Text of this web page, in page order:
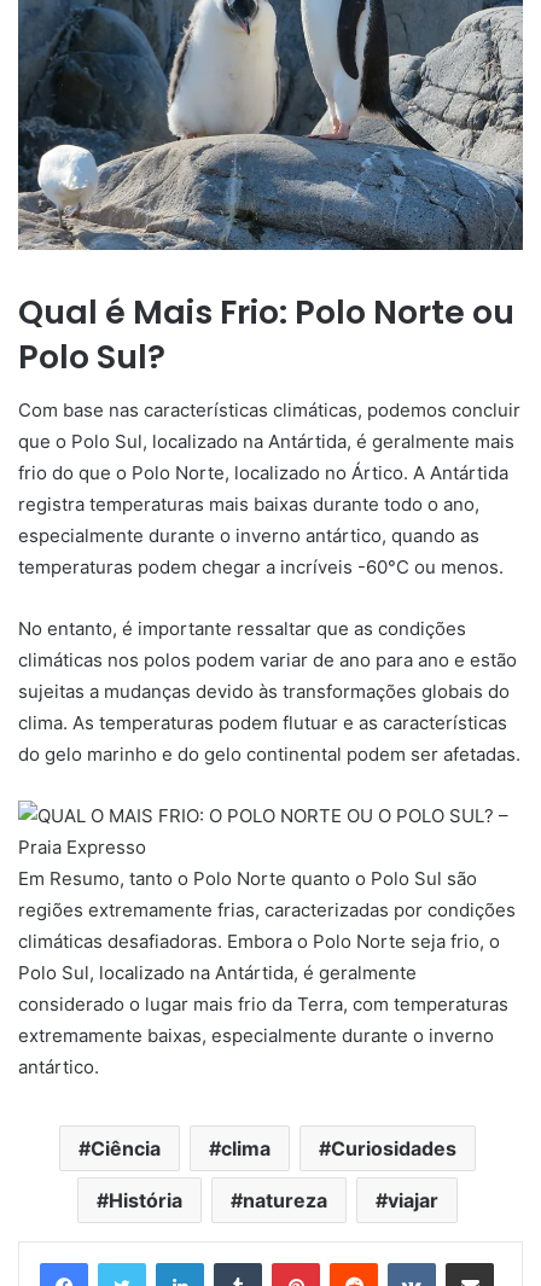
Qual é Mais Frio: Polo Norte ou
Polo Sul?
Com base nas características climáticas, podemos concluir
que o Polo Sul, localizado na Antártida, é geralmente mais
frio do que o Polo Norte, localizado no Ártico. A Antártida
registra temperaturas mais baixas durante todo o ano,
especialmente durante o inverno antártico, quando as
temperaturas podem chegar a incríveis -60°C ou menos.
No entanto, é importante ressaltar que as condições
climáticas nos polos podem variar de ano para ano e estão
sujeitas a mudanças devido às transformações globais do
clima. As temperaturas podem flutuar e as características
do gelo marinho e do gelo continental podem ser afetadas.
Em Resumo, tanto o Polo Norte quanto o Polo Sul são
regiões extremamente frias, caracterizadas por condições
climáticas desafiadoras. Embora o Polo Norte seja frio, o
Polo Sul, localizado na Antártida, é geralmente
considerado o lugar mais frio da Terra, com temperaturas
extremamente baixas, especialmente durante o inverno
antártico.
Ciência clima Curiosidades
História natureza viajar